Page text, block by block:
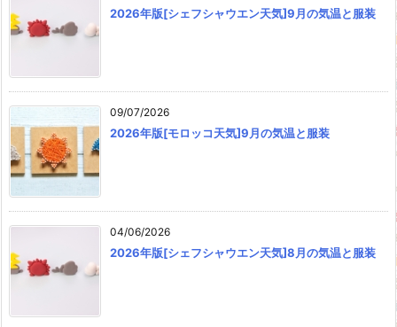
2026年版[シェフシャウエン天気]9月の気温と服装
09/07/2026
2026年版[モロッコ天気]9月の気温と服装
04/06/2026
2026年版[シェフシャウエン天気]8月の気温と服装